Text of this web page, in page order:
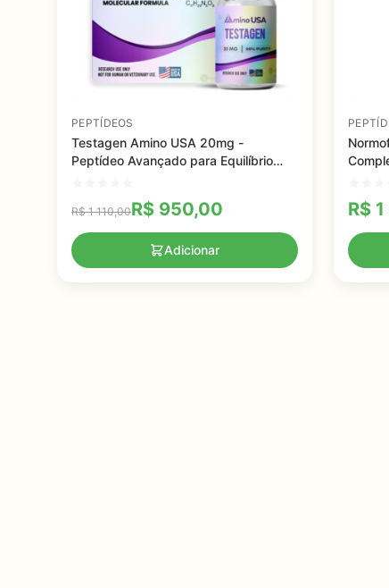
PEPTÍDEOS
Testagen Amino USA 20mg -
Peptídeo Avançado para Equilíbrio
R$1 110,00R$ 950,00
Adicionar
R$